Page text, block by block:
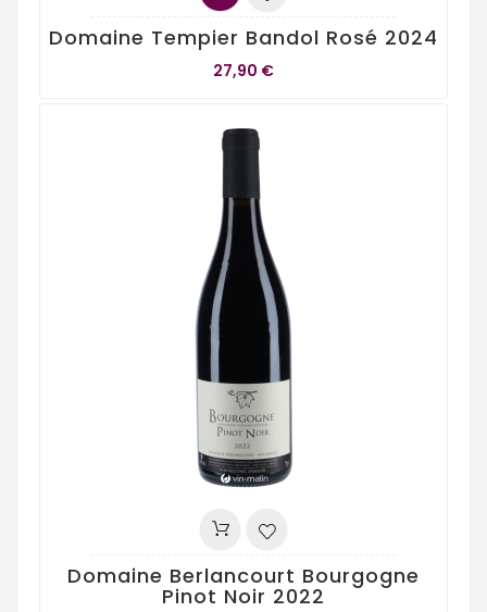
Domaine Tempier Bandol Rosé 2024
27,90 €
Domaine Berlancourt Bourgogne
Pinot Noir 2022